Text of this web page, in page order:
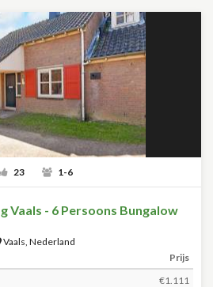
23 1-6
Vaals - 6 Persoons Bungalow
Vaals, Nederland
Prijs
€1.111